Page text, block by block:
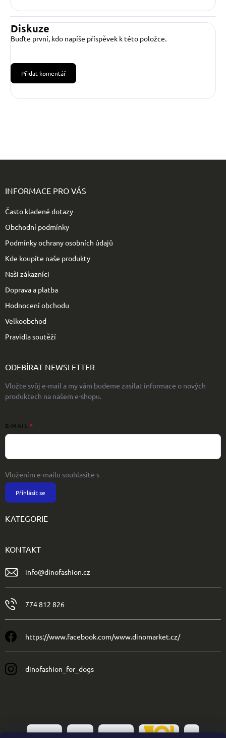
Diskuze
Buďte první, kdo napíše příspěvek k této položce.
Přidat komentář
INFORMACE PRO VÁS
Často kladené dotazy
Obchodní podmínky
Podmínky ochrany osobních údajů
Kde koupíte naše produkty
Naši zákazníci
Doprava a platba
Hodnocení obchodu
Velkoobchod
Pravidla soutěží
ODEBÍRAT NEWSLETTER
Vložte svůj e-mail a my vám budeme zasílat informace o nových
produktech na našem e-shopu.
E-MAIL
Vložením e-mailu souhlasíte s
Přihlásit se
KATEGORIE
KONTAKT
info@dinofashion.cz
774 812 826
https://www.facebook.com/www.dinomarket.cz/
dinofashion_for_dogs